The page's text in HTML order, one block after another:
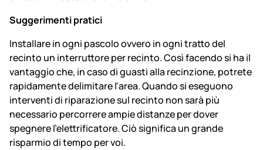
Suggerimenti pratici
Installare in ogni pascolo ovvero in ogni tratto del
recinto un interruttore per recinto. Così facendo si ha il
vantaggio che, in caso di guasti alla recinzione, potrete
rapidamente delimitare l'area. Quando si eseguono
interventi di riparazione sul recinto non sarà più
necessario percorrere ampie distanze per dover
spegnere l'elettrificatore. Ciò significa un grande
risparmio di tempo per voi.